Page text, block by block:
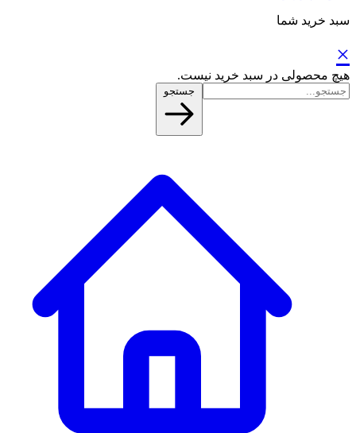
سبد خرید شما
×
هیچ محصولی در سبد خرید نیست.
جستجو